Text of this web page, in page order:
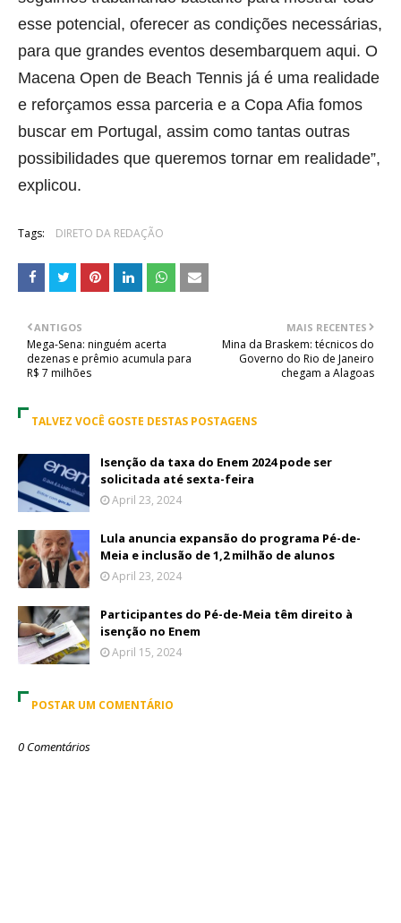
esse potencial, oferecer as condições necessárias,
para que grandes eventos desembarquem aqui. O
Macena Open de Beach Tennis já é uma realidade
e reforçamos essa parceria e a Copa Afia fomos
buscar em Portugal, assim como tantas outras
possibilidades que queremos tornar em realidade”,
explicou.
Tags: DIRETO DA REDAÇÃO
MAIS RECENTES
Mina da Braskem: técnicos do
Governo do Rio de Janeiro
chegam a Alagoas
ANTIGOS
Mega-Sena: ninguém acerta
dezenas e prêmio acumula para
R$ 7 milhões
TALVEZ VOCÊ GOSTE DESTAS POSTAGENS
Isenção da taxa do Enem 2024 pode ser
solicitada até sexta-feira
April 23, 2024
Lula anuncia expansão do programa Pé-de-
Meia e inclusão de 1,2 milhão de alunos
April 23, 2024
Participantes do Pé-de-Meia têm direito à
isenção no Enem
April 15, 2024
POSTAR UM COMENTÁRIO
0 Comentários